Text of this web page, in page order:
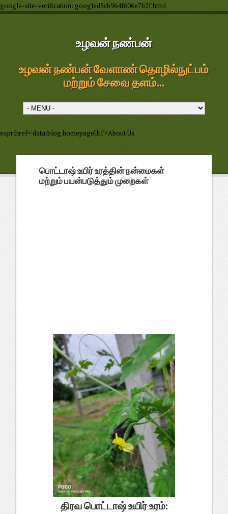
google-site-verification: googled5cb964f606e7b2f.html
உழவன் நண்பன்
உழவன் நண்பன் வேளாண் தொழில்நுட்பம்
மற்றும் சேவை தளம்...
expr:href='data:blog.homepageUrl'>About Us
பொட்டாஷ் உயிர் உரத்தின் நன்மைகள்
மற்றும் பயன்படுத்தும் முறைகள்
திரவ பொட்டாஷ் உயிர் உரம்: